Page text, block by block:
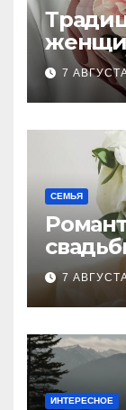
7
СЕМЬЯ
7
ИНТЕРЕСНОЕ